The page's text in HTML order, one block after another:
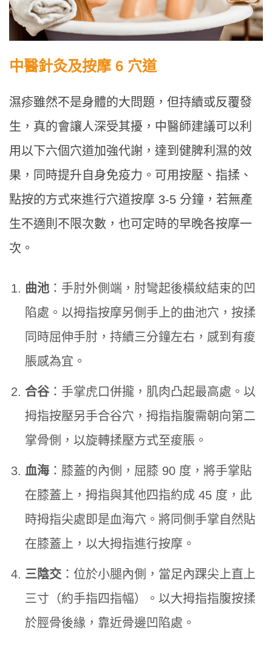
中醫針灸及按摩 6 穴道
濕疹雖然不是身體的大問題，但持續或反覆發
生，真的會讓人深受其擾，中醫師建議可以利
用以下六個穴道加強代謝，達到健脾利濕的效
果，同時提升自身免疫力。可用按壓、指揉、
點按的方式來進行穴道按摩 3-5 分鐘，若無產
生不適則不限次數，也可定時的早晚各按摩一
次。
曲池 ：手肘外側端，肘彎起後橫紋結束的凹
陷處。以拇指按摩另側手上的曲池穴，按揉
同時屈伸手肘，持續三分鐘左右，感到有痠
脹感為宜。
合谷：手掌虎口併攏，肌肉凸起最高處。以
拇指按壓另手合谷穴，拇指指腹需朝向第二
掌骨側，以旋轉揉壓方式至痠脹。
血海 ：膝蓋的內側，屈膝 90 度，將手掌貼
在膝蓋上，拇指與其他四指約成 45 度，此
時拇指尖處即是血海穴。將同側手掌自然貼
在膝蓋上，以大拇指進行按摩。
三陰交 ：位於小腿內側，當足內踝尖上直上
三寸（約手指四指幅）。以大拇指指腹按揉
於脛骨後緣，靠近骨邊凹陷處。